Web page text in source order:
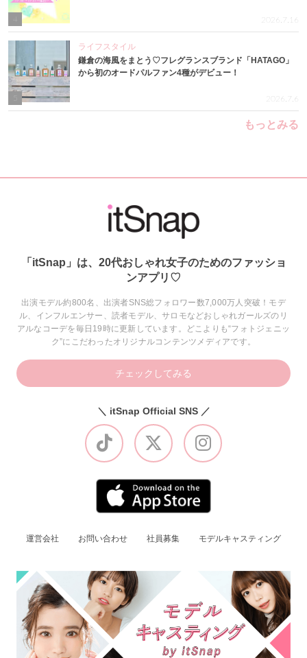
2026.7.16
ライフスタイル
鎌倉の海風をまとう♡フレグランスブランド「HATAGO」
から初のオードパルファン4種がデビュー！
2026.7.6
もっとみる
「itSnap」は、20代おしゃれ女子のためのファッショ
ンアプリ♡
出演モデル約800名、出演者SNS総フォロワー数7,000万人突破！モデ
ル、インフルエンサー、読者モデル、サロモなどおしゃれガールズのリ
アルなコーデを毎日19時に更新しています。どこよりも“フォトジェニッ
ク”にこだわったオリジナルコンテンツメディアです。
チェックしてみる
＼ itSnap Official SNS ／
運営会社 お問い合わせ 社員募集 モデルキャスティング